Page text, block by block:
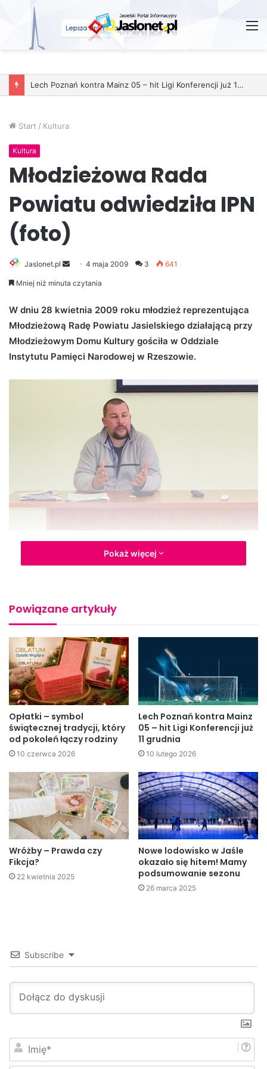
Lech Poznań kontra Mainz 05 – hit Ligi Konferencji już 11 grudnia
Start / Kultura
Kultura
Młodzieżowa Rada
Powiatu odwiedziła IPN
(foto)
Jaslonet.pl
d
a
m
a
4 maja 2009 3 641
Mniej niż minuta czytania
W dniu 28 kwietnia 2009 roku młodzież reprezentująca
Młodzieżową Radę Powiatu Jasielskiego działającą przy
Młodzieżowym Domu Kultury gościła w Oddziale
Instytutu Pamięci Narodowej w Rzeszowie.
Celem wyjazdu było zapoznanie się z działalnością IPN.
światowej do dnia dzisiejszego i obejrzała ekspozycję
historyczną prezentowaną w siedzibie instytutu.
Efektem wizyty jest planowany na wrzesień 2009 r. cykl
wystaw i prelekcji, mających na celu zapoznanie młodzieży
z niektórymi aspektami historii z okresu II wojny światowej
i lat powojennych.
Pokaż więcej
Powiązane artykuły
Opłatki – symbol
świątecznej tradycji, który
od pokoleń łączy rodziny
10 czerwca 2026
Lech Poznań kontra Mainz
05 – hit Ligi Konferencji już
11 grudnia
10 lutego 2026
Wróżby – Prawda czy
Fikcja?
22 kwietnia 2025
Nowe lodowisko w Jaśle
okazało się hitem! Mamy
podsumowanie sezonu
26 marca 2025
Subscribe
i